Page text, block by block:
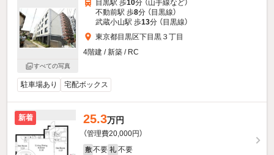
すべての写真
目黒駅 歩10分 （山手線など）
不動前駅 歩8分 （目黒線）
武蔵小山駅 歩13分 （目黒線）
東京都目黒区下目黒３丁目
4階建 / 新築 / RC
駐車場あり 宅配ボックス
新着 25.3万円
（管理費20,000円）
敷 不要 礼 不要